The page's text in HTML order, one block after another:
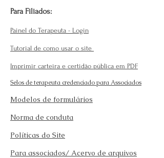
Para Filiados:
Painel do Terapeuta - Login
Tutorial de como usar o site
Imprimir carteira e certidão pública em PDF
Selos de terapeuta credenciado para Associados
Modelos de formulários
Norma de conduta
Políticas do Site
Para associados/ Acervo de arquivos